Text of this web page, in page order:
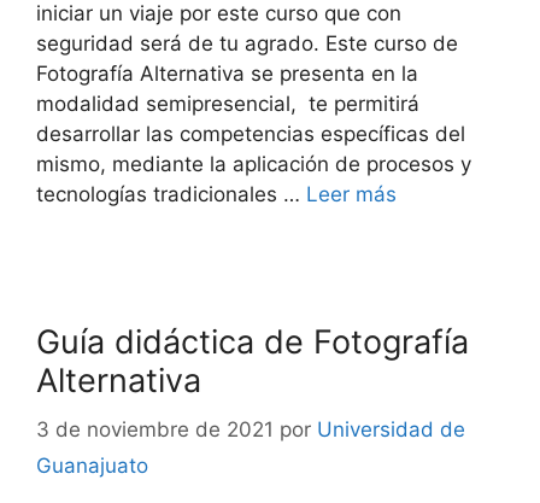
iniciar un viaje por este curso que con
seguridad será de tu agrado. Este curso de
Fotografía Alternativa se presenta en la
modalidad semipresencial, te permitirá
desarrollar las competencias específicas del
mismo, mediante la aplicación de procesos y
tecnologías tradicionales … Leer más
Guía didáctica de Fotografía
Alternativa
3 de noviembre de 2021 por Universidad de
Guanajuato